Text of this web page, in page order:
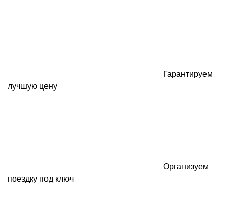
Гарантируем
лучшую цену
Организуем
поездку под ключ